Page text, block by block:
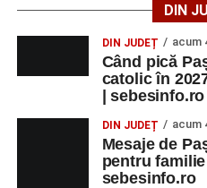
DIN
DIN JUDEȚ acum
Când pică
catolic în
| sebesinfo.ro
DIN JUDEȚ acum
Mesaje de
pentru
sebesinfo.ro